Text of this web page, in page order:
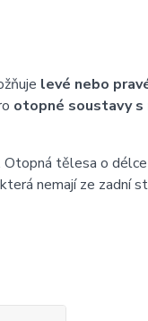
levé nebo
otopné soustavy s
Otopná tělesa o
nemají ze zadní